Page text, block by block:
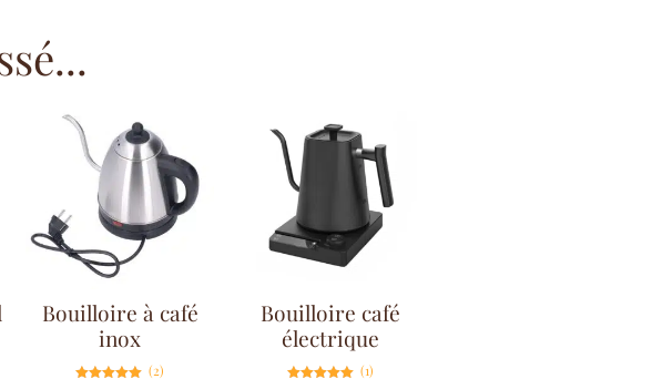
Bouilloire à café
inox
(2)
Bouilloire café
électrique
(1)